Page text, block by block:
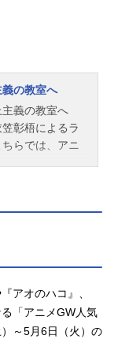
の教室へ
主義の教室へ
笠彰梧によるラ
らでは、アニ
アオのハコ』、
「アニメGW人気
～5月6日（火）の